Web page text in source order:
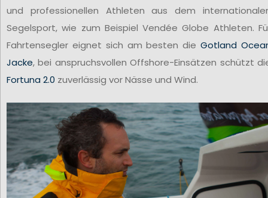
und professionellen Athleten aus dem
Segelsport, wie zum Beispiel Vendée Globe Athleten.
Fahrtensegler eignet sich am besten dieGotland
Jacke, bei anspruchsvollen Offshore-Einsätzen schützt
Fortuna 2.0 zuverlässig vor Nässe und Wind.